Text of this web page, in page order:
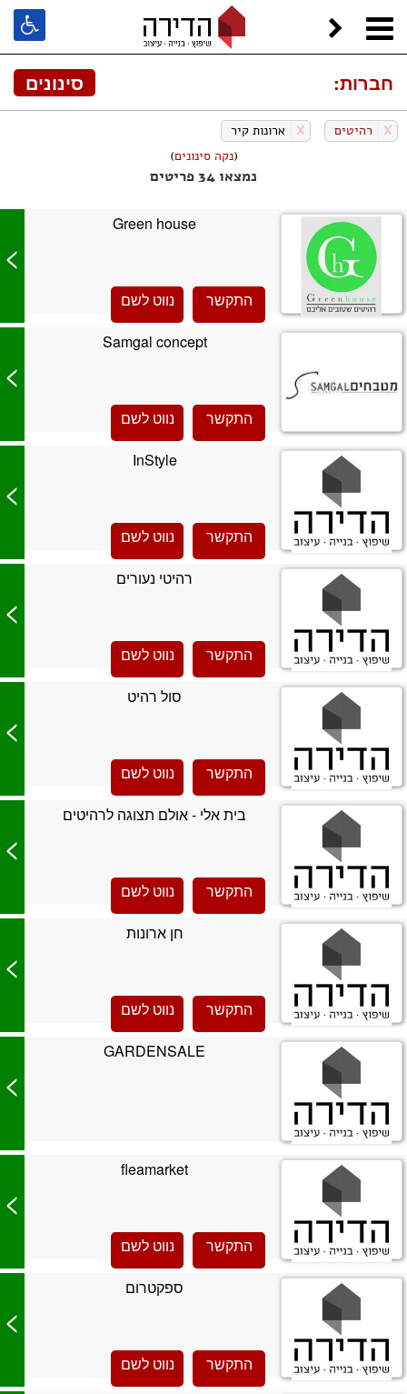
חברות: סינונים
X רהיטים X
ארונות קיר
(נקה סינונים)
נמצאו 34 פריטים
Green house
התקשר נווט לשם
>
Samgal concept
התקשר נווט לשם
>
InStyle
התקשר נווט לשם
>
רהיטי נעורים
התקשר נווט לשם
>
סול רהיט
התקשר נווט לשם
>
בית אלי - אולם תצוגה לרהיטים
התקשר נווט לשם
>
חן ארונות
התקשר נווט לשם
>
GARDENSALE
>
fleamarket
התקשר נווט לשם
>
ספקטרום
התקשר נווט לשם
>